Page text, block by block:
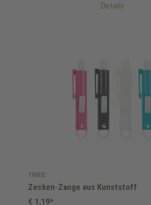
Details
TRIXIE
Zecken-Zange aus Kunststoff
€ 1,19*